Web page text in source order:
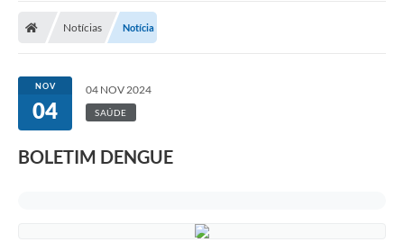
Publicações Oficiais
Cadastro de Artesãos
Notícias Notícia
NOV
04
04 NOV 2024
SAÚDE
BOLETIM DENGUE